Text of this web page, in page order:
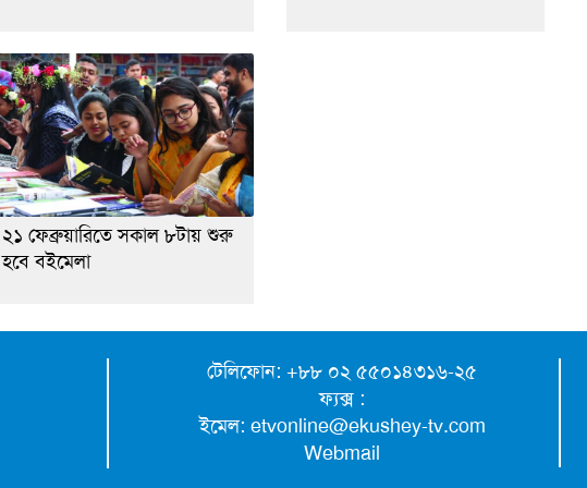
২১ ফেব্রুয়ারিতে সকাল ৮টায় শুরু
হবে বইমেলা
টেলিফোন: +৮৮ ০২ ৫৫০১৪৩১৬-২৫
ফ্যক্স :
ইমেল: etvonline@ekushey-tv.com
Webmail